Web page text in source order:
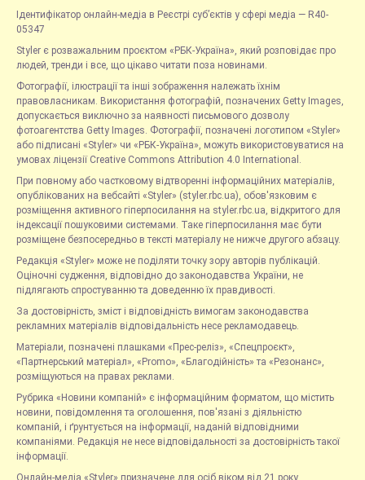
Ідентифікатор онлайн-медіа в Реєстрі суб’єктів у сфері медіа — R40-
05347
Styler є розважальним проєктом «РБК-Україна», який розповідає про
людей, тренди і все, що цікаво читати поза новинами.
Фотографії, ілюстрації та інші зображення належать їхнім
правовласникам. Використання фотографій, позначених Getty Images,
допускається виключно за наявності письмового дозволу
фотоагентства Getty Images. Фотографії, позначені логотипом «Styler»
або підписані «Styler» чи «РБК-Україна», можуть використовуватися на
умовах ліцензії Creative Commons Attribution 4.0 International.
При повному або частковому відтворенні інформаційних матеріалів,
опублікованих на вебсайті «Styler» (styler.rbc.ua), обов'язковим є
розміщення активного гіперпосилання на styler.rbc.ua, відкритого для
індексації пошуковими системами. Таке гіперпосилання має бути
розміщене безпосередньо в тексті матеріалу не нижче другого абзацу.
Редакція «Styler» може не поділяти точку зору авторів публікацій.
Оціночні судження, відповідно до законодавства України, не
підлягають спростуванню та доведенню їх правдивості.
За достовірність, зміст і відповідність вимогам законодавства
рекламних матеріалів відповідальність несе рекламодавець.
Матеріали, позначені плашками «Прес-реліз», «Спецпроєкт»,
«Партнерський матеріал», «Promo», «Благодійність» та «Резонанс»,
розміщуються на правах реклами.
Рубрика «Новини компаній» є інформаційним форматом, що містить
новини, повідомлення та оголошення, пов'язані з діяльністю
компаній, і ґрунтується на інформації, наданій відповідними
компаніями. Редакція не несе відповідальності за достовірність такої
інформації.
Онлайн-медіа «Styler» призначене для осіб віком від 21 року.